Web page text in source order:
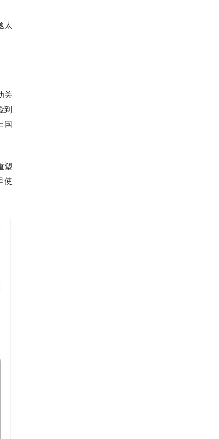
太
关
到
国
塑
使